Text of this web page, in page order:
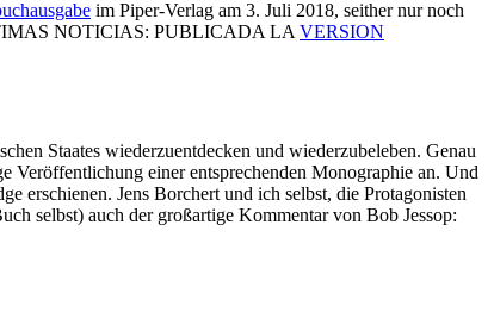
im Piper-Verlag am 3. Juli 2018, seither nur noch
NOTICIAS: PUBLICADA LA VERSION
Staates wiederzuentdecken und wiederzubeleben. Genau
Veröffentlichung einer entsprechenden Monographie an. Und
erschienen. Jens Borchert und ich selbst, die Protagonisten
selbst) auch der großartige Kommentar von Bob Jessop: